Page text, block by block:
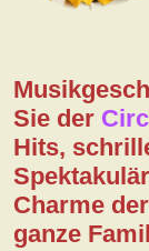
Sie der
Hits,
Charme
ganze